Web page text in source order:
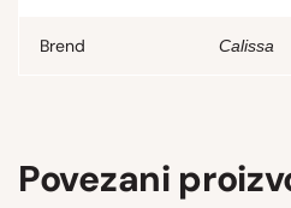
Brend Calissa
Povezani